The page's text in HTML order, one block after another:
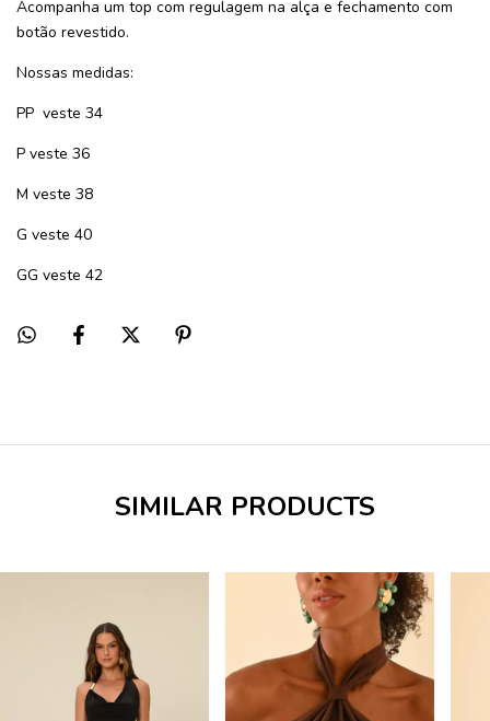
Acompanha um top com regulagem na alça e fechamento com
botão revestido.
Nossas medidas:
PP veste 34
P veste 36
M veste 38
G veste 40
GG veste 42
SIMILAR PRODUCTS